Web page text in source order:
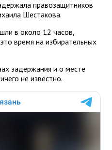
правозащитников
Шестакова.
в около 12 часов,
время на избирательных
задержания и о месте
не известно.